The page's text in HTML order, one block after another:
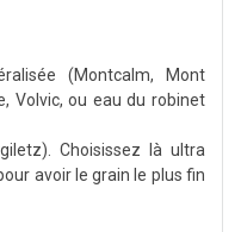
(Montcalm, Mont
Volvic, ou eau du robinet
Choisissez là ultra
avoir le grain le plus fin